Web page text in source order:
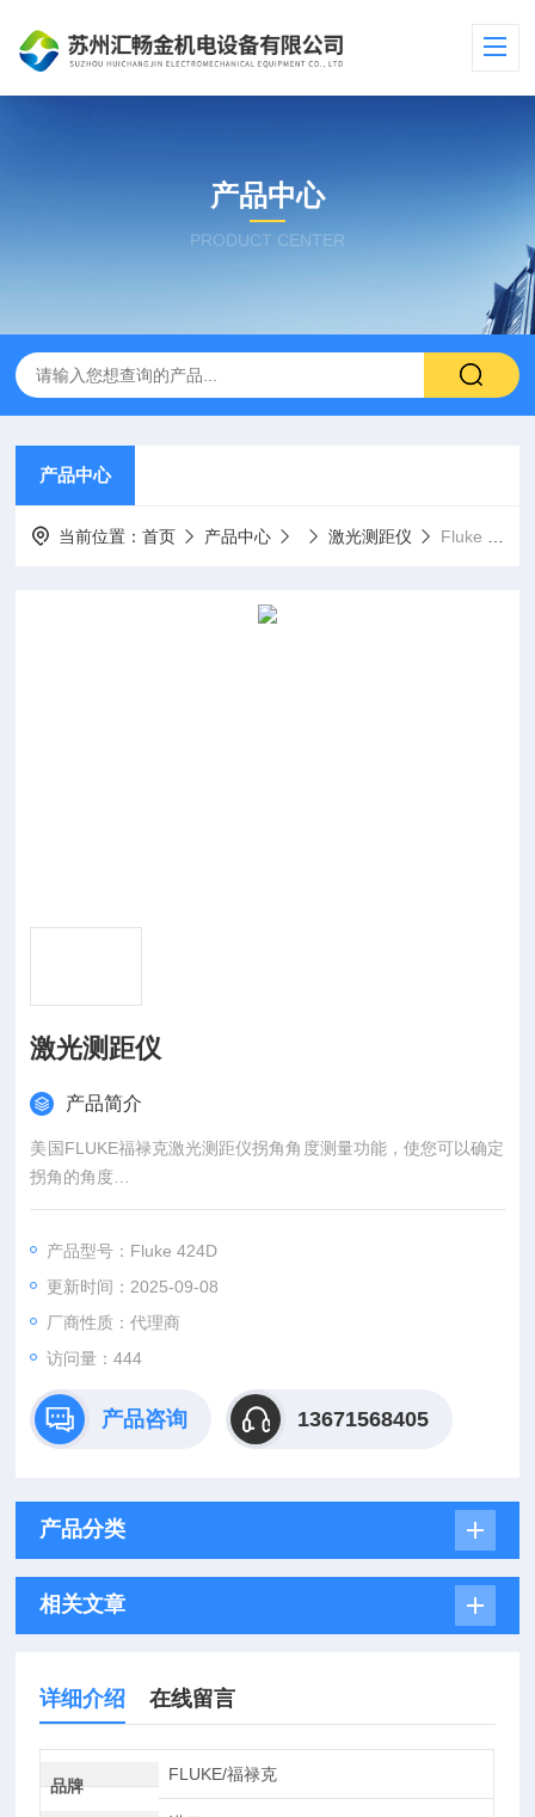
产品中心
PRODUCT CENTER
产品中心
当前位置：首页 产品中心 激光测距仪 Fluke 424D激光测距仪
激光测距仪
产品简介
美国FLUKE福禄克激光测距仪拐角角度测量功能，使您可以确定
拐角的角度
指南针为您的距离测量指示"方向
背光灯
进行远距离测量时，三脚架模式让您可以将仪器安装在三脚架上
全面的勾股定理运算功能可测量高度
听觉键盘反馈
自动末端校正功能可从边缘或拐角处进行测量 -- 内置传感器可检
测支架的位置并
产品型号：Fluke 424D
更新时间：2025-09-08
厂商性质：代理商
访问量：444
产品咨询 13671568405
产品分类
相关文章
详细介绍 在线留言
品牌
FLUKE/福禄克